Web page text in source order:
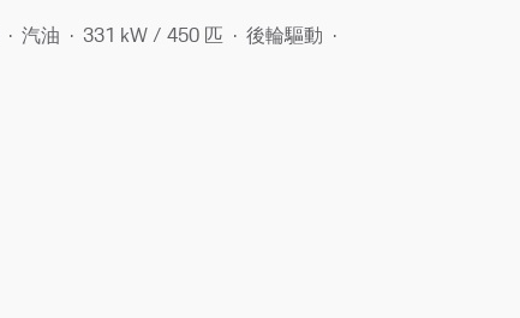
汽油 331 kW / 450 匹
後輪驅動